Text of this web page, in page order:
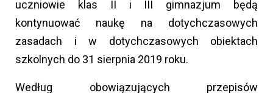
uczniowie klas II i III gimnazjum będą
kontynuować naukę na dotychczasowych
zasadach i w dotychczasowych obiektach
szkolnych do 31 sierpnia 2019 roku.
Według obowiązujących przepisów